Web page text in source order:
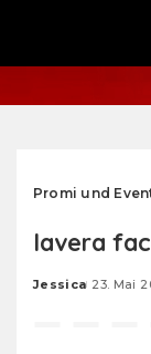
Promi und
lavera
Posted
Jessica 23. Mai